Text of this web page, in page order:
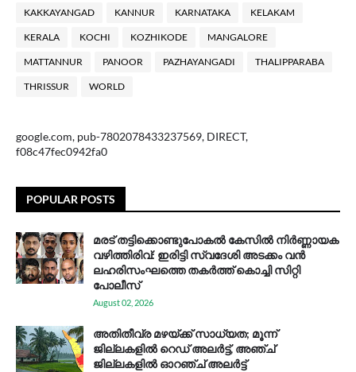
KAKKAYANGAD KANNUR KARNATAKA KELAKAM
KERALA KOCHI KOZHIKODE MANGALORE
MATTANNUR PANOOR PAZHAYANGADI THALIPPARABA
THRISSUR WORLD
google.com, pub-7802078433237569, DIRECT,
f08c47fec0942fa0
POPULAR POSTS
മരട് തട്ടിക്കൊണ്ടുപോകൽ കേസിൽ നിർണ്ണായക
വഴിത്തിരിവ്: ഇരിട്ടി സ്വദേശി അടക്കം വൻ
ലഹരിസംഘത്തെ തകർത്ത് കൊച്ചി സിറ്റി
പോലീസ്
August 02, 2026
അതിതീവ്ര മഴയ്ക്ക് സാധ്യത; മൂന്ന്
ജില്ലകളിൽ റെഡ് അലർട്ട്, അഞ്ച്
ജില്ലകളിൽ ഓറഞ്ച് അലർട്ട്